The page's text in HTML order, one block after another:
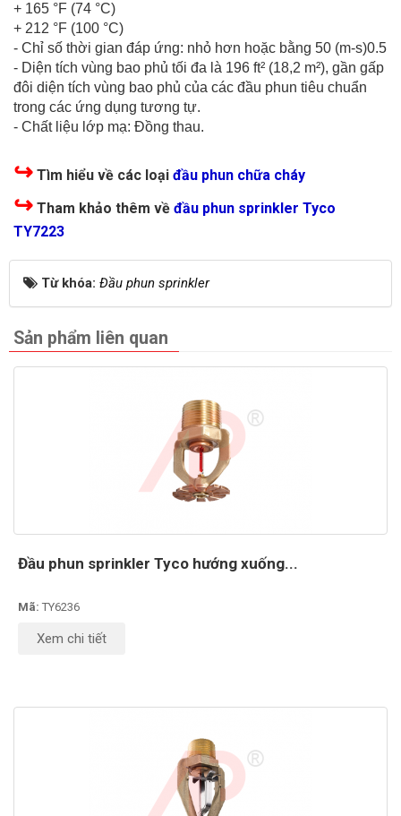
+ 165 °F (74 °C)
+ 212 °F (100 °C)
- Chỉ số thời gian đáp ứng: nhỏ hơn hoặc bằng 50 (m-s)0.5
- Diện tích vùng bao phủ tối đa là 196 ft² (18,2 m²), gần gấp
đôi diện tích vùng bao phủ của các đầu phun tiêu chuẩn
trong các ứng dụng tương tự.
- Chất liệu lớp mạ: Đồng thau.
↪ Tìm hiểu về các loại đầu phun chữa cháy
↪ Tham khảo thêm về đầu phun sprinkler Tyco
TY7223
Từ khóa: Đầu phun sprinkler
Sản phẩm liên quan
Đầu phun sprinkler Tyco hướng xuống...
Mã: TY6236
Xem chi tiết